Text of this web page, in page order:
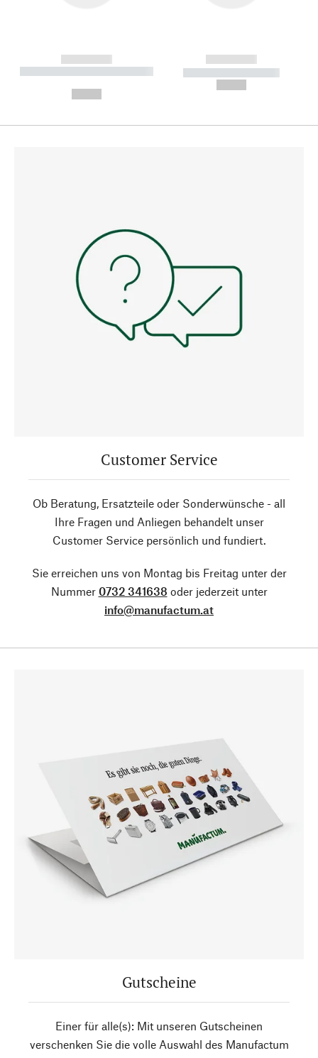
------------
----------- ----------- --------
------------
----------- -----------
Customer Service
Ob Beratung, Ersatzteile oder Sonderwünsche - all
Ihre Fragen und Anliegen behandelt unser
Customer Service persönlich und fundiert.
Sie erreichen uns von Montag bis Freitag unter der
Nummer 0732 341638 oder jederzeit unter
info@manufactum.at
Gutscheine
Einer für alle(s): Mit unseren Gutscheinen
verschenken Sie die volle Auswahl des Manufactum